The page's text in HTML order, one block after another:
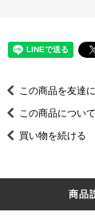
この商品を友達
この商品につい
買い物を続ける
商品